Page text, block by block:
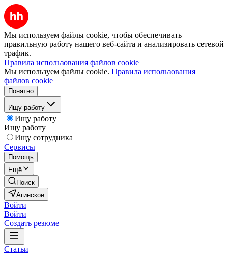
Мы используем файлы cookie, чтобы обеспечивать
правильную работу нашего веб-сайта и анализировать сетевой
трафик.
Правила использования файлов cookie
Мы используем файлы cookie. Правила использования
файлов cookie
Понятно
Ищу работу
Ищу работу
Ищу работу
Ищу сотрудника
Сервисы
Помощь
Ещё
Поиск
Агинское
Войти
Войти
Создать резюме
Статьи